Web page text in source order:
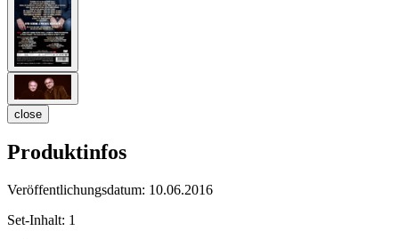
close
Produktinfos
Veröffentlichungsdatum: 10.06.2016
Set-Inhalt: 1